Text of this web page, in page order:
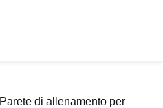
Parete di allenamento per